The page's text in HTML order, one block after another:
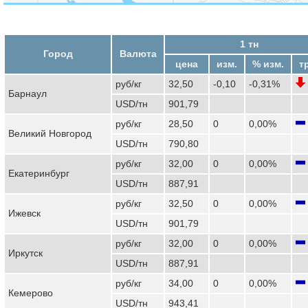
Город Валюта
1 тн
цена
изм. % изм.
Барнаул
руб/кг 32,50 -0,10
-0,31%
USD/тн
901,79
Великий Новгород
руб/кг 28,50 0
0,00%
USD/тн
790,80
Екатеринбург
руб/кг 32,00 0
0,00%
USD/тн
887,91
Ижевск
руб/кг 32,50 0
0,00%
USD/тн
901,79
Иркутск
руб/кг 32,00 0
0,00%
USD/тн
887,91
Кемерово
руб/кг 34,00 0
0,00%
USD/тн
943,41